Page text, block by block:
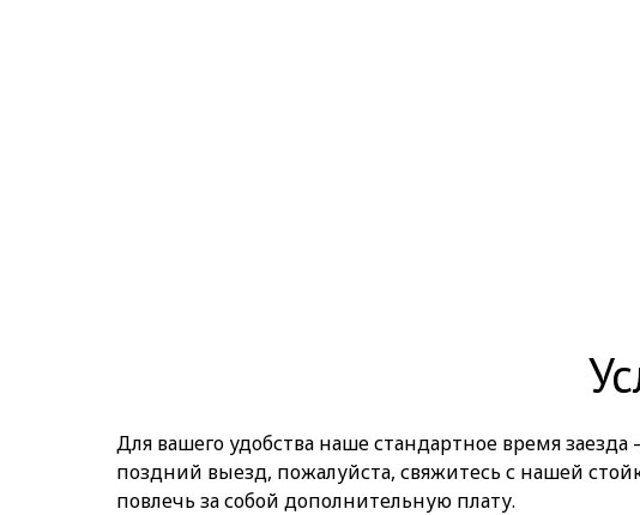
Для вашего удобства наше стандартное время
поздний выезд, пожалуйста, свяжитесь с нашей
повлечь за собой дополнительную плату.